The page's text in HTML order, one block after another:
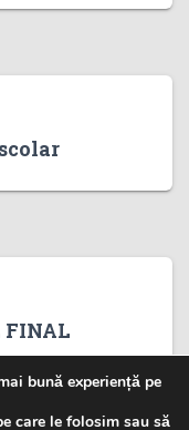
FINAL
bună experiență pe
care le folosim sau să